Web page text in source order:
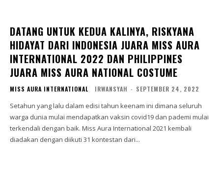
DATANG UNTUK KEDUA KALINYA, RISKYANA
HIDAYAT DARI INDONESIA JUARA MISS AURA
INTERNATIONAL 2022 DAN PHILIPPINES
JUARA MISS AURA NATIONAL COSTUME
MISS AURA INTERNATIONAL IRWANSYAH - SEPTEMBER 24, 2022
Setahun yang lalu dalam edisi tahun keenam ini dimana seluruh
warga dunia mulai mendapatkan vaksin covid19 dan pademi mulai
terkendali dengan baik. Miss Aura International 2021 kembali
diadakan dengan diikuti 31 kontestan dari...